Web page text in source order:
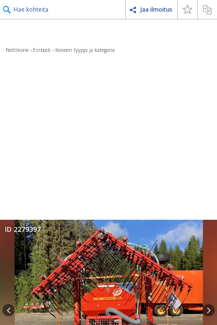
Hae kohteita Jaa ilmoitus
Nettikone › Einböck › Koneen tyyppi ja kategoria
ID 2279397